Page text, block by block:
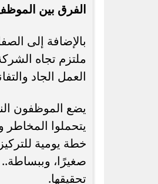
الفرق بين
بالإضافة إلى
ملتزم تجاه
العمل الجاد
يضع الموظفون
يتحملوا
خطة يومية
صغيرًا،
تحقيقها.